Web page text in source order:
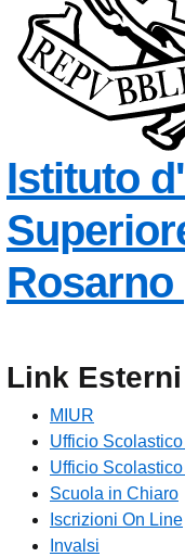
Istituto
Rosarno
Link Esterni
MIUR
Ufficio
Ufficio
Scuola in Chiaro
Iscrizioni On Line
Invalsi